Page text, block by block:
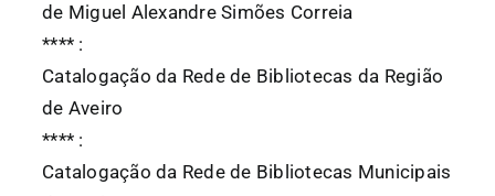
de Miguel Alexandre Simões Correia
**** :
Catalogação da Rede de Bibliotecas da Região
de Aveiro
**** :
Catalogação da Rede de Bibliotecas Municipais